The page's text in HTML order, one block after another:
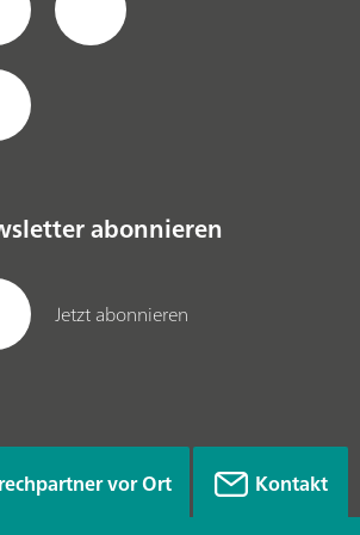
abonnieren
Jetzt abonnieren
Kontakt
vor Ort